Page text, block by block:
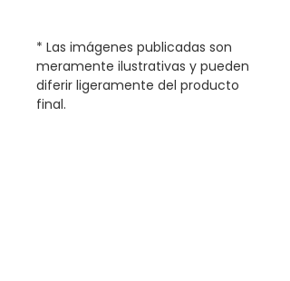
* Las imágenes publicadas son
meramente ilustrativas y pueden
diferir ligeramente del producto
final.